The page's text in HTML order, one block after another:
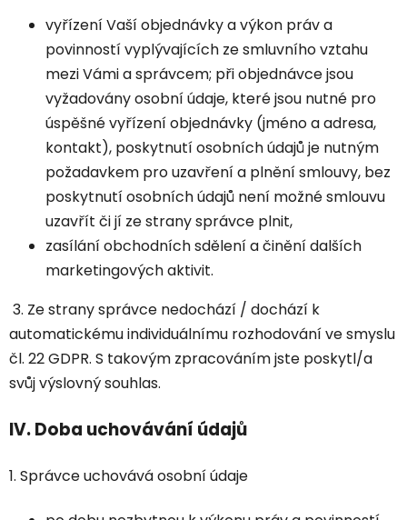
vyřízení Vaší objednávky a výkon práv a
povinností vyplývajících ze smluvního vztahu
mezi Vámi a správcem; při objednávce jsou
vyžadovány osobní údaje, které jsou nutné pro
úspěšné vyřízení objednávky (jméno a adresa,
kontakt), poskytnutí osobních údajů je nutným
požadavkem pro uzavření a plnění smlouvy, bez
poskytnutí osobních údajů není možné smlouvu
uzavřít či jí ze strany správce plnit,
zasílání obchodních sdělení a činění dalších
marketingových aktivit.
3. Ze strany správce nedochází / dochází k
automatickému individuálnímu rozhodování ve smyslu
čl. 22 GDPR. S takovým zpracováním jste poskytl/a
svůj výslovný souhlas.
IV.Doba uchovávání údajů
1. Správce uchovává osobní údaje